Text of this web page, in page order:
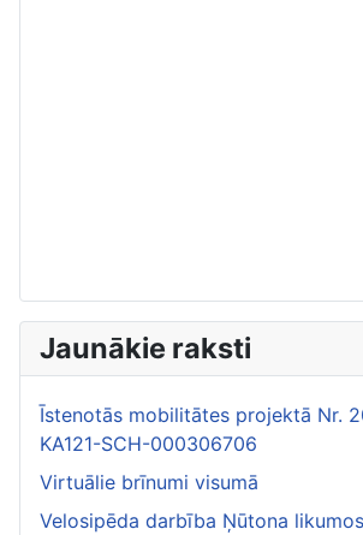
Jaunākie raksti
Īstenotās mobilitātes projektā Nr.
KA121-SCH-000306706
Virtuālie brīnumi visumā
Velosipēda darbība Ņūtona likumos